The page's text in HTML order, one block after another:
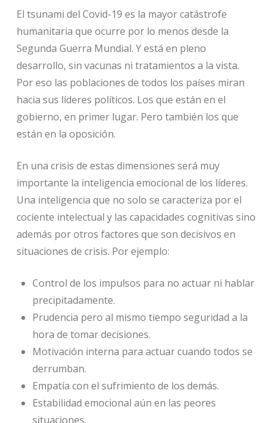
El tsunami del Covid-19 es la mayor catástrofe
humanitaria que ocurre por lo menos desde la
Segunda Guerra Mundial. Y está en pleno
desarrollo, sin vacunas ni tratamientos a la vista.
Por eso las poblaciones de todos los países miran
hacia sus líderes políticos. Los que están en el
gobierno, en primer lugar. Pero también los que
están en la oposición.
En una crisis de estas dimensiones será muy
importante la inteligencia emocional de los líderes.
Una inteligencia que no solo se caracteriza por el
cociente intelectual y las capacidades cognitivas sino
además por otros factores que son decisivos en
situaciones de crisis. Por ejemplo:
Control de los impulsos para no actuar ni hablar
precipitadamente.
Prudencia pero al mismo tiempo seguridad a la
hora de tomar decisiones.
Motivación interna para actuar cuando todos se
derrumban.
Empatía con el sufrimiento de los demás.
Estabilidad emocional aún en las peores
situaciones.